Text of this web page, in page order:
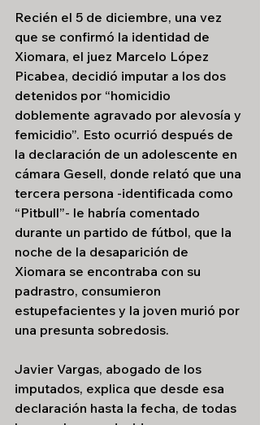
Recién el 5 de diciembre, una vez
que se confirmó la identidad de
Xiomara, el juez Marcelo López
Picabea, decidió imputar a los dos
detenidos por “homicidio
doblemente agravado por alevosía y
femicidio”. Esto ocurrió después de
la declaración de un adolescente en
cámara Gesell, donde relató que una
tercera persona -identificada como
“Pitbull”- le habría comentado
durante un partido de fútbol, que la
noche de la desaparición de
Xiomara se encontraba con su
padrastro, consumieron
estupefacientes y la joven murió por
una presunta sobredosis.
Javier Vargas, abogado de los
imputados, explica que desde esa
declaración hasta la fecha, de todas